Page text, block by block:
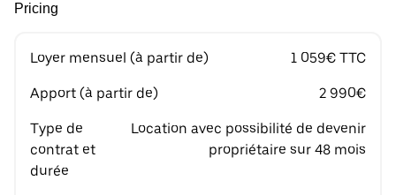
Pricing
Loyer mensuel (à partir de) 1 059€ TTC
Apport (à partir de) 2 990€
Type de
contrat et
durée
Location avec possibilité de devenir
propriétaire sur 48 mois